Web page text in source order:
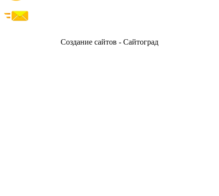
Создание сайтов - Сайтоград